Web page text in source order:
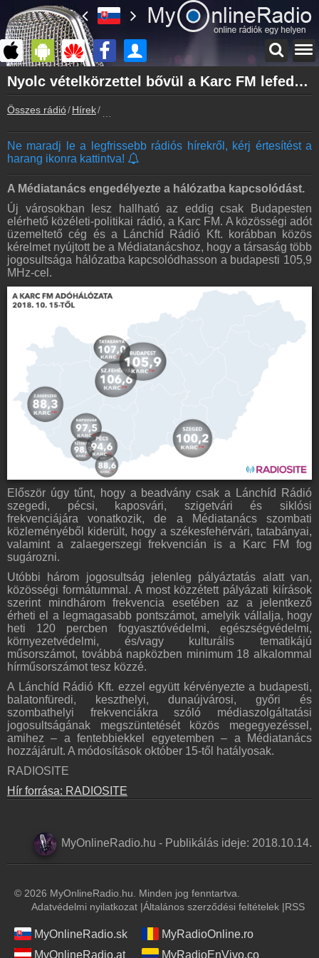
Főoldal
myonlineradio.hu
Bejelentkezés
Kapcsolat
Írj nekünk!
Partnerek
Rádiós partnerek
Rádió beágyazás
Ágyazd be weboldaladba
Online rádió készítés
Készítés lépésről lépésre
Nyolc vételkörzettel bővül a Karc FM lefedettsége
Összes rádió Hírek
Ne maradj le a legfrissebb rádiós hírekről, kérj értesítést a
harang ikonra kattintva!
A Médiatanács engedélyezte a hálózatba kapcsolódást.
Új városokban lesz hallható az eddig csak Budapesten
elérhető közéleti-politikai rádió, a Karc FM. A közösségi adót
üzemeltető cég és a Lánchíd Rádió Kft. korábban közös
kérelmet nyújtott be a Médiatanácshoz, hogy a társaság több
jogosultsága hálózatba kapcsolódhasson a budapesti 105,9
MHz-cel.
Először úgy tűnt, hogy a beadvány csak a Lánchíd Rádió
szegedi, pécsi, kaposvári, szigetvári és siklósi
frekvenciájára vonatkozik, de a Médiatanács szombati
közleményéből kiderült, hogy a székesfehérvári, tatabányai,
valamint a zalaegerszegi frekvencián is a Karc FM fog
sugározni.
Utóbbi három jogosultság jelenleg pályáztatás alatt van,
közösségi formátummal. A most közzétett pályázati kiírások
szerint mindhárom frekvencia esetében az a jelentkező
érheti el a legmagasabb pontszámot, amelyik vállalja, hogy
heti 120 percben fogyasztóvédelmi, egészségvédelmi,
környezetvédelmi, és/vagy kulturális tematikájú
műsorszámot, továbbá napközben minimum 18 alkalommal
hírműsorszámot tesz közzé.
A Lánchíd Rádió Kft. ezzel együtt kérvényezte a budapesti,
balatonfüredi, keszthelyi, dunaújvárosi, győri és
szombathelyi frekvenciákra szóló médiaszolgáltatási
jogosultságának megszüntetését közös megegyezéssel,
amihez – a fentebbiekkel egyetemben – a Médiatanács
hozzájárult. A módosítások október 15-től hatályosak.
RADIOSITE
Hír forrása: RADIOSITE
MyOnlineRadio.hu - Publikálás ideje: 2018.10.14.
© 2026 MyOnlineRadio.hu. Minden jog fenntartva.
Adatvédelmi nyilatkozat |Általános szerződési feltételek |RSS
MyOnlineRadio.sk
MyRadioOnline.ro
MyOnlineRadio.at
MyRadioEnVivo.co